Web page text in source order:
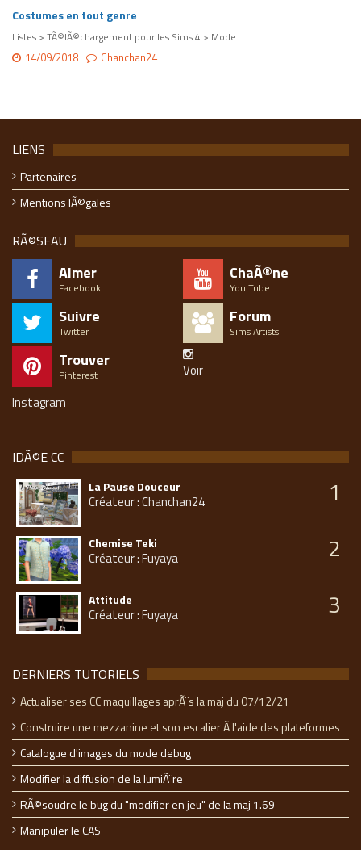
Costumes en tout genre
Listes > TÃ©lÃ©chargement pour les Sims 4 > Mode
14/09/2018 Chanchan24
LIENS
Partenaires
Mentions lÃ©gales
RÃ©SEAU
Aimer
Facebook
ChaÃ®ne
You Tube
Suivre
Twitter
Forum
Sims Artists
Trouver
Pinterest
Voir
Instagram
IDÃ©E CC
La Pause Douceur
Créateur : Chanchan24 1
Chemise Teki
Créateur : Fuyaya 2
Attitude
Créateur : Fuyaya 3
DERNIERS TUTORIELS
Actualiser ses CC maquillages aprÃ¨s la maj du 07/12/21
Construire une mezzanine et son escalier Ã l'aide des plateformes
Catalogue d'images du mode debug
Modifier la diffusion de la lumiÃ¨re
RÃ©soudre le bug du "modifier en jeu" de la maj 1.69
Manipuler le CAS